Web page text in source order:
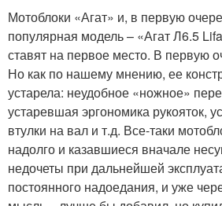
Мотоблоки «Агат» и, в первую
популярная модель – «Агат Л6.5
ставят на первое место. В первую
Но как по нашему мнению, ее
устарела: неудобное «ножное»
устаревшая эргономика рукояток,
втулки на вал и т.д. Все-таки
надолго и казавшиеся вначале
недочеты при дальнейшей
постоянного надоедания, и уже